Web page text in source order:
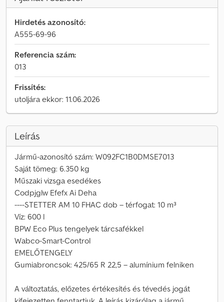
Hirdetés azonosító:
A555-69-96
Referencia szám:
013
Frissítés:
utoljára ekkor: 11.06.2026
Leírás
Jármű-azonosító szám: W092FC1B0DMSE7013
Saját tömeg: 6.350 kg
Műszaki vizsga esedékes
Codpjglw Efefx Ai Deha
----STETTER AM 10 FHAC dob – térfogat: 10 m³
Víz: 600 l
BPW Eco Plus tengelyek tárcsafékkel
Wabco-Smart-Control
EMELŐTENGELY
Gumiabroncsok: 425/65 R 22,5 – alumínium felniken
A változtatás, előzetes értékesítés és tévedés jogát